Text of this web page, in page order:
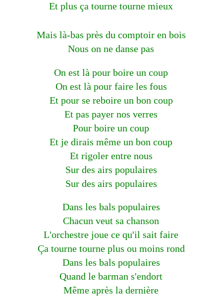
Et plus ça tourne tourne mieux
Mais là-bas près du comptoir en bois
Nous on ne danse pas
On est là pour boire un coup
On est là pour faire les fous
Et pour se reboire un bon coup
Et pas payer nos verres
Pour boire un coup
Et je dirais même un bon coup
Et rigoler entre nous
Sur des airs populaires
Sur des airs populaires
Dans les bals populaires
Chacun veut sa chanson
L'orchestre joue ce qu'il sait faire
Ça tourne tourne plus ou moins rond
Dans les bals populaires
Quand le barman s'endort
Même après la dernière